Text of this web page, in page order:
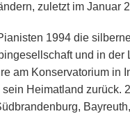
zuletzt im Januar
1994 die
und in der
am Konservatorium in
Heimatland zurück.